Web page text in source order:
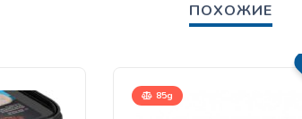
ПОХОЖИЕ
85g